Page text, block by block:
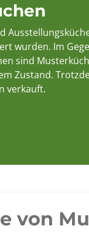
wurden. Im
sind
Zustand.
verkauft.
von